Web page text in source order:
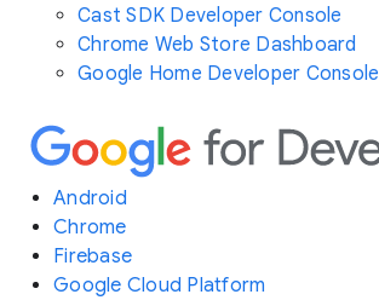
Cast SDK Developer Console
Chrome Web Store Dashboard
Google Home Developer Console
Android
Chrome
Firebase
Google Cloud Platform